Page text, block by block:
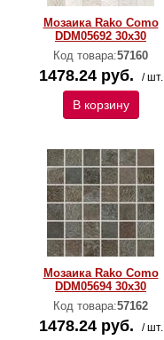
Мозаика Rako Como
DDM05692 30x30
Код товара:57160
1478.24 руб. / шт.
В корзину
Мозаика Rako Como
DDM05694 30x30
Код товара:57162
1478.24 руб. / шт.